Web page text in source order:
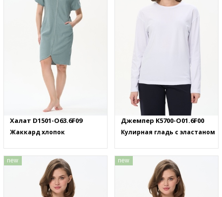
Халат D1501-O63.6F09
Жаккард хлопок
Джемпер K5700-O01.6F00
Кулирная гладь с эластаном
new new